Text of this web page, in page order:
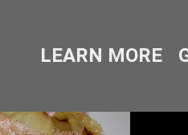
LEARN MORE